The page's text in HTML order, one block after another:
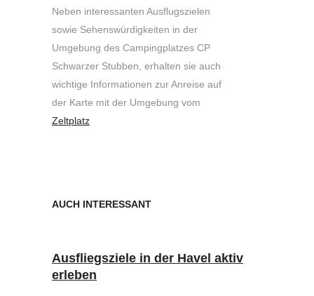
Neben interessanten Ausflugszielen
sowie Sehenswürdigkeiten in der
Umgebung des Campingplatzes CP
Schwarzer Stubben, erhalten sie auch
wichtige Informationen zur Anreise auf
der Karte mit der Umgebung vom
Zeltplatz
AUCH INTERESSANT
Ausfliegsziele in der Havel aktiv
erleben